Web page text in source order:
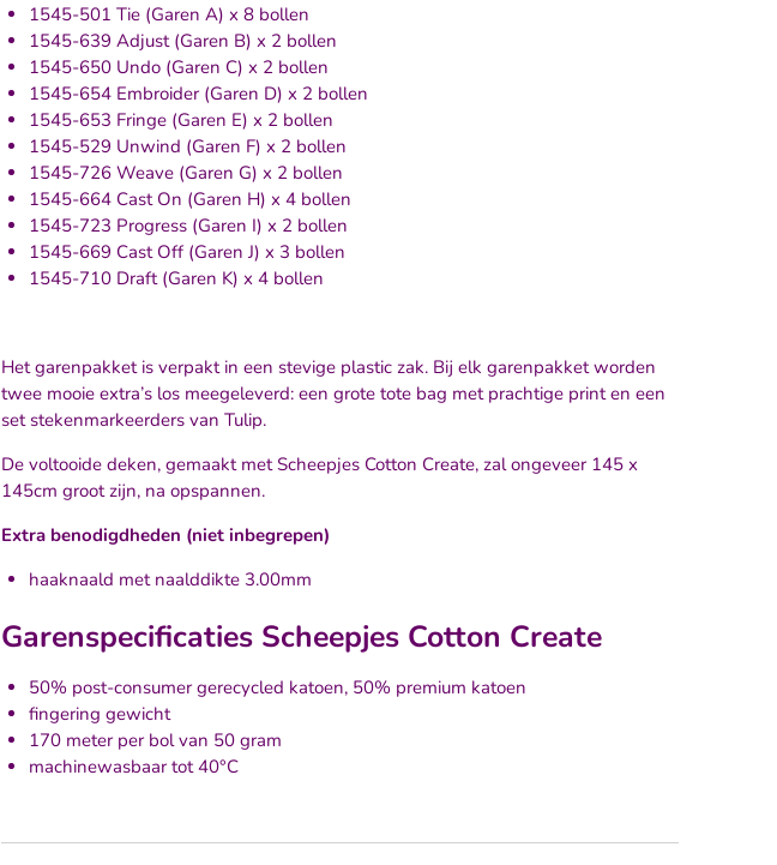
1545-501 Tie (Garen A) x 8 bollen
1545-639 Adjust (Garen B) x 2 bollen
1545-650 Undo (Garen C) x 2 bollen
1545-654 Embroider (Garen D) x 2 bollen
1545-653 Fringe (Garen E) x 2 bollen
1545-529 Unwind (Garen F) x 2 bollen
1545-726 Weave (Garen G) x 2 bollen
1545-664 Cast On (Garen H) x 4 bollen
1545-723 Progress (Garen I) x 2 bollen
1545-669 Cast Off (Garen J) x 3 bollen
1545-710 Draft (Garen K) x 4 bollen
Het garenpakket is verpakt in een stevige plastic zak. Bij elk garenpakket worden
twee mooie extra’s los meegeleverd: een grote tote bag met prachtige print en een
set stekenmarkeerders van Tulip.
De voltooide deken, gemaakt met Scheepjes Cotton Create, zal ongeveer 145 x
145cm groot zijn, na opspannen.
Extra benodigdheden (niet inbegrepen)
haaknaald met naalddikte 3.00mm
Garenspecificaties Scheepjes Cotton Create
50% post-consumer gerecycled katoen, 50% premium katoen
fingering gewicht
170 meter per bol van 50 gram
machinewasbaar tot 40°C